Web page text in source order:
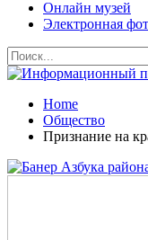
Онлайн музей
Электронная
Home
Общество
Признание на